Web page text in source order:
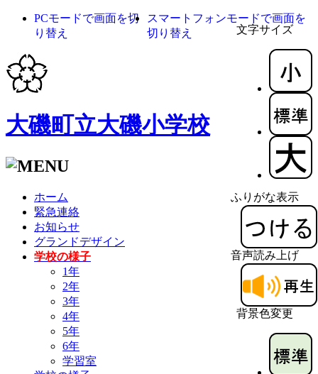
文字サイズ
ふりがな表示
音声読み上げ
背景色変更
PCモードで画面を切
り替え
スマートフォンモードで画面を
切り替え
大磯町立大磯小学校
ホーム
緊急連絡
お知らせ
グランドデザイン
学校の様子
1年
2年
3年
4年
5年
6年
学習室